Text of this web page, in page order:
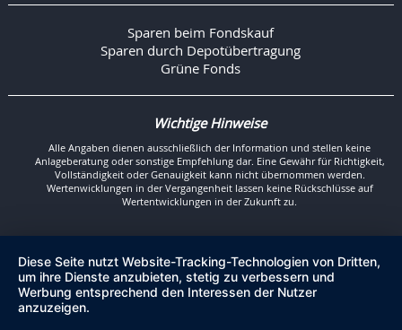
Sparen beim Fondskauf
Sparen durch Depotübertragung
Grüne Fonds
Wichtige Hinweise
Alle Angaben dienen ausschließlich der Information und stellen keine
Anlageberatung oder sonstige Empfehlung dar. Eine Gewähr für Richtigkeit,
Vollständigkeit oder Genauigkeit kann nicht übernommen werden.
Wertenwicklungen in der Vergangenheit lassen keine Rückschlüsse auf
Wertentwicklungen in der Zukunft zu.
Diese Seite nutzt Website-Tracking-Technologien von Dritten,
um ihre Dienste anzubieten, stetig zu verbessern und
Werbung entsprechend den Interessen der Nutzer
anzuzeigen.